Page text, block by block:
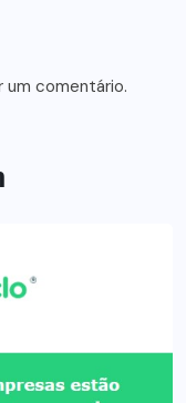
um comentário.